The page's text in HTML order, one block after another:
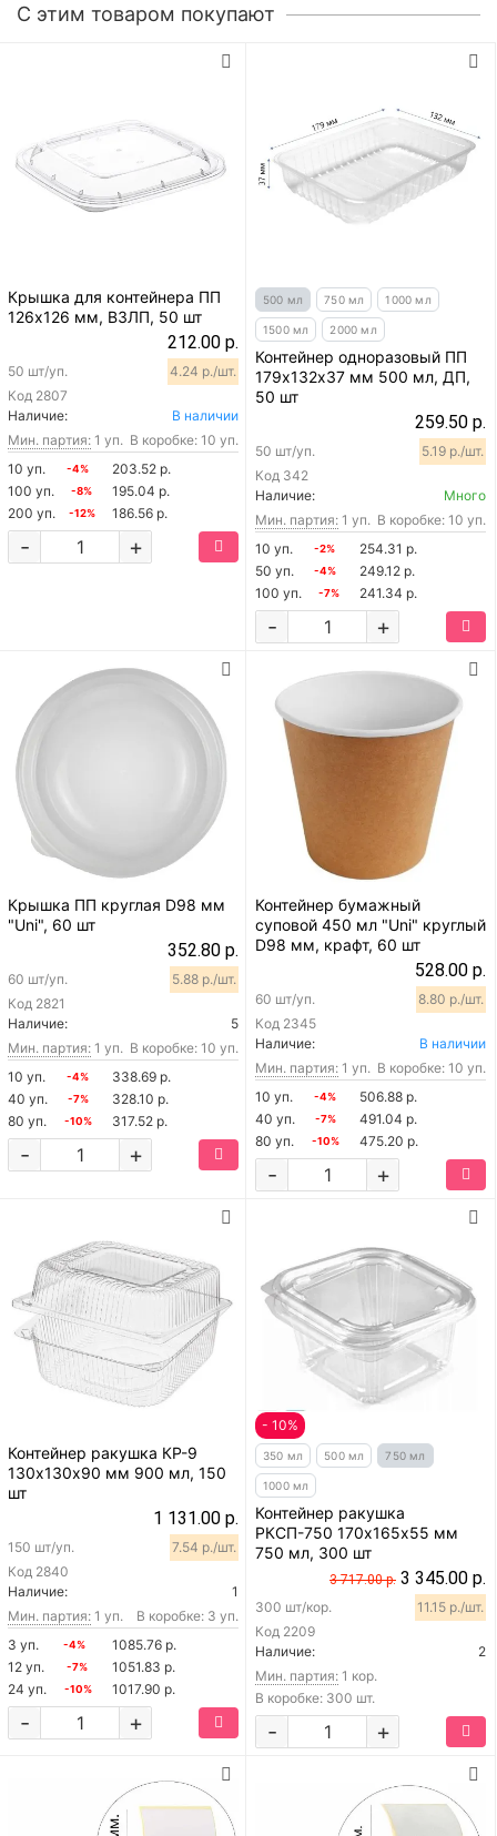
C этим товаром покупают
Крышка для контейнера ПП
126х126 мм, ВЗЛП, 50 шт
212.00 р.
Код 2807
50 шт/уп. 4.24 р./шт.
Наличие:
В наличии
Мин. партия: 1 уп. В коробке: 10 уп.
10 уп.
-4%
203.52 р.
100 уп.
-8%
195.04 р.
200 уп.
-12% 186.56 р.
+
-
500 мл 750 мл 1000 мл
1500 мл 2000 мл
Контейнер одноразовый ПП
179х132х37 мм 500 мл, ДП,
50 шт
259.50 р.
Код 342
50 шт/уп. 5.19 р./шт.
Наличие:
Много
Мин. партия: 1 уп. В коробке: 10 уп.
10 уп.
-2%
254.31 р.
50 уп.
-4%
249.12 р.
100 уп.
-7% 241.34 р.
+
-
Крышка ПП круглая D98 мм
"Uni", 60 шт
352.80 р.
Код 2821
60 шт/уп. 5.88 р./шт.
Наличие:
5
Мин. партия: 1 уп. В коробке: 10 уп.
10 уп.
-4%
338.69 р.
40 уп.
-7%
328.10 р.
80 уп.
-10% 317.52 р.
+
-
Контейнер бумажный
суповой 450 мл "Uni" круглый
D98 мм, крафт, 60 шт
528.00 р.
Код 2345
60 шт/уп. 8.80 р./шт.
Наличие:
В наличии
Мин. партия: 1 уп. В коробке: 10 уп.
10 уп.
-4%
506.88 р.
40 уп.
-7%
491.04 р.
80 уп.
-10% 475.20 р.
+
-
Контейнер ракушка КР-9
130х130х90 мм 900 мл, 150
шт
1 131.00 р.
Код 2840
150 шт/уп. 7.54 р./шт.
Наличие:
1
Мин. партия: 1 уп.
В коробке: 3 уп.
3 уп.
-4%
1085.76 р.
12 уп.
-7%
1051.83 р.
24 уп.
-10% 1017.90 р.
+
-
- 10%
350 мл 500 мл 750 мл
1000 мл
Контейнер ракушка
РКСП-750 170х165х55 мм
750 мл, 300 шт
3 717.00 р. 3 345.00 р.
Код 2209
300 шт/кор. 11.15 р./шт.
Наличие:
2
Мин. партия: 1 кор.
В коробке: 300 шт.
+
-